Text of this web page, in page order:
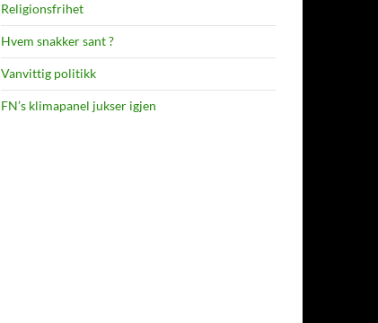
Religionsfrihet
Hvem snakker sant ?
Vanvittig politikk
FN’s klimapanel jukser igjen